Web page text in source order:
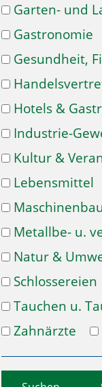
Garten- und
Gastronomie
Gesundheit,
Hotels &
Industrie-
Kultur &
Lebensmittel
Maschinenbau
Metallbe- u.
Natur &
Schlossereien
Tauchen u.
Zahnärzte